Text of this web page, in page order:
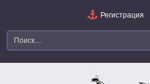
Регистрация